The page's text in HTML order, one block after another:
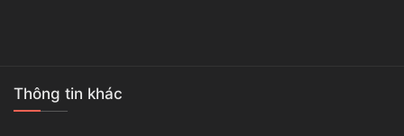
Thông tin khác